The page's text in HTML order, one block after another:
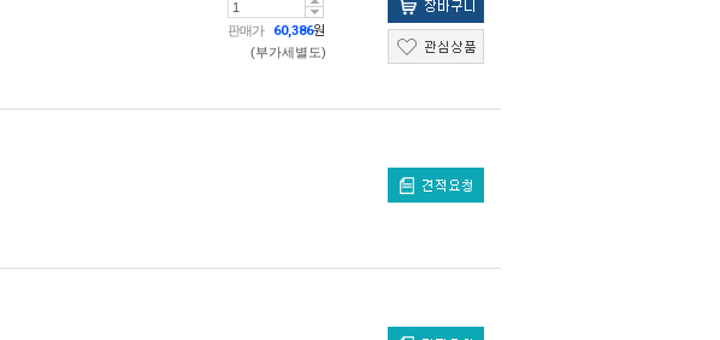
판매가 60,386원
(부가세별도)